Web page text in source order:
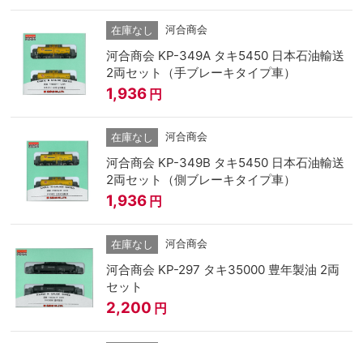
在庫なし 河合商会
河合商会 KP-349A タキ5450 日本石油輸送
2両セット（手ブレーキタイプ車）
1,936 円
在庫なし 河合商会
河合商会 KP-349B タキ5450 日本石油輸送
2両セット（側ブレーキタイプ車）
1,936 円
在庫なし 河合商会
河合商会 KP-297 タキ35000 豊年製油 2両
セット
2,200 円